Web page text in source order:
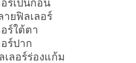
ร์เป็นก้อน
ยฟิลเลอร์
ร์ใต้ตา
ร์ปาก
ลอร์ร่องแก้ม
งผิวหนัง เส้นเอ็น
ามเนื้อ และเนื้อเยื่อ